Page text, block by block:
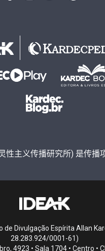
性主义传播研究所) 是传播
Divulgação Espírita Allan
28.283.924/0001-61)
4923 • Sala 1704 • Centro •